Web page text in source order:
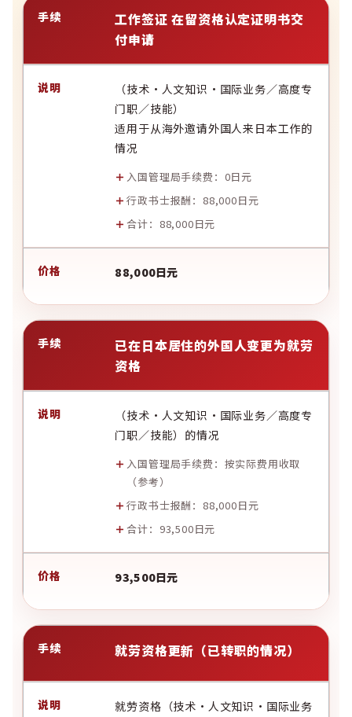
工作签证 在留资格认定证明书交
付申请
（技术·人文知识·国际业务／高度专
门职／技能）
适用于从海外邀请外国人来日本工作的
情况
入国管理局手续费：0日元
行政书士报酬：88,000日元
合计：88,000日元
88,000日元
已在日本居住的外国人变更为就劳
资格
（技术·人文知识·国际业务／高度专
门职／技能）的情况
入国管理局手续费：按实际费用收取
（参考）
行政书士报酬：88,000日元
合计：93,500日元
93,500日元
就劳资格更新（已转职的情况）
就劳资格（技术·人文知识·国际业务